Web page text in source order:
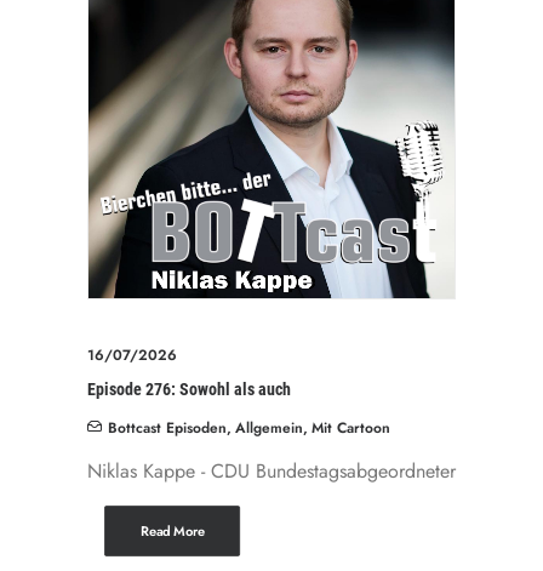
16/07/2026
Episode 276: Sowohl als auch
Bottcast Episoden, Allgemein, Mit Cartoon
Niklas Kappe - CDU Bundestagsabgeordneter
Read More